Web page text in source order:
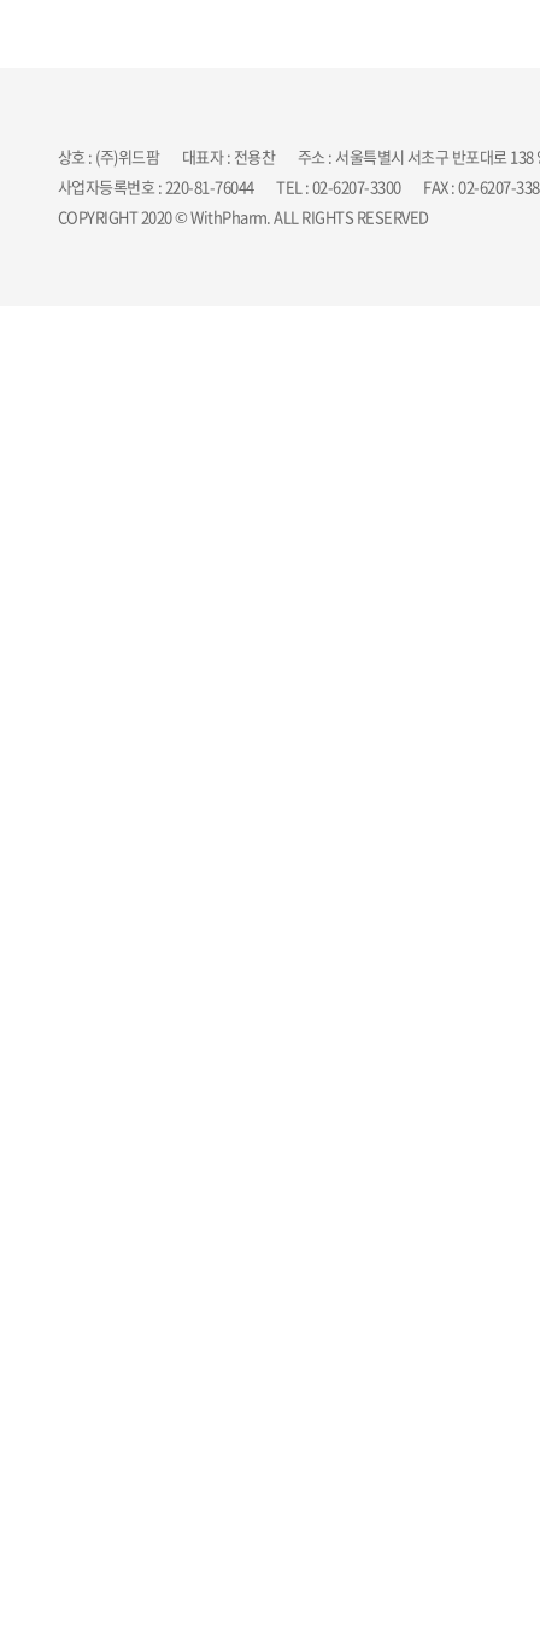
상호 : (주)위드팜 대표자 : 전용찬
주소 : 서울특별시 서초구 반포대로 138
사업자등록번호 : 220-81-76044
TEL : 02-6207-3300
FAX : 02-6207-
COPYRIGHT 2020 © WithPharm. ALL RIGHTS RESERVED